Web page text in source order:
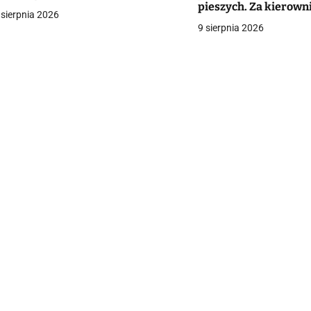
2026
pieszych. Za
[VIDEO]
9 sierpnia 2026